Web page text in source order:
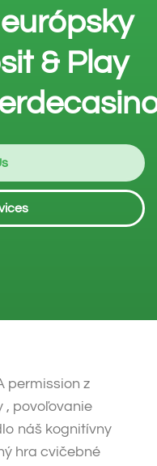
& Play
permission z
, povoľovanie
náš kognitívny
hra cvičebné